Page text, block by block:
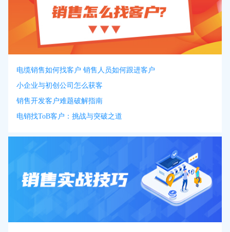
电缆销售如何找客户 销售人员如何跟进客户
小企业与初创公司怎么获客
销售开发客户难题破解指南
电销找ToB客户：挑战与突破之道